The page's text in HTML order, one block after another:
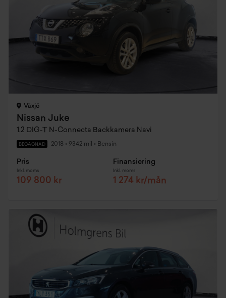
Växjö
Nissan Juke
1.2 DIG-T N-Connecta Backkamera Navi
BEGAGNAD 2018 • 9342 mil • Bensin
Pris
Inkl. moms
109 800 kr
Finansiering
Inkl. moms
1 274 kr/mån